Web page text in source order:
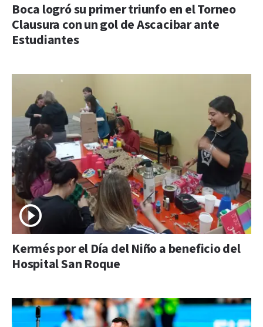
Boca logró su primer triunfo en el Torneo
Clausura con un gol de Ascacibar ante
Estudiantes
Kermés por el Día del Niño a beneficio del
Hospital San Roque